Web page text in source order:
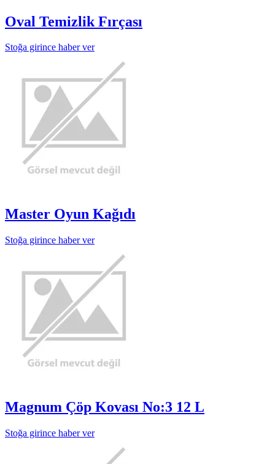
Oval Temizlik Fırçası
Stoğa girince haber ver
Master Oyun Kağıdı
Stoğa girince haber ver
Magnum Çöp Kovası No:3 12 L
Stoğa girince haber ver